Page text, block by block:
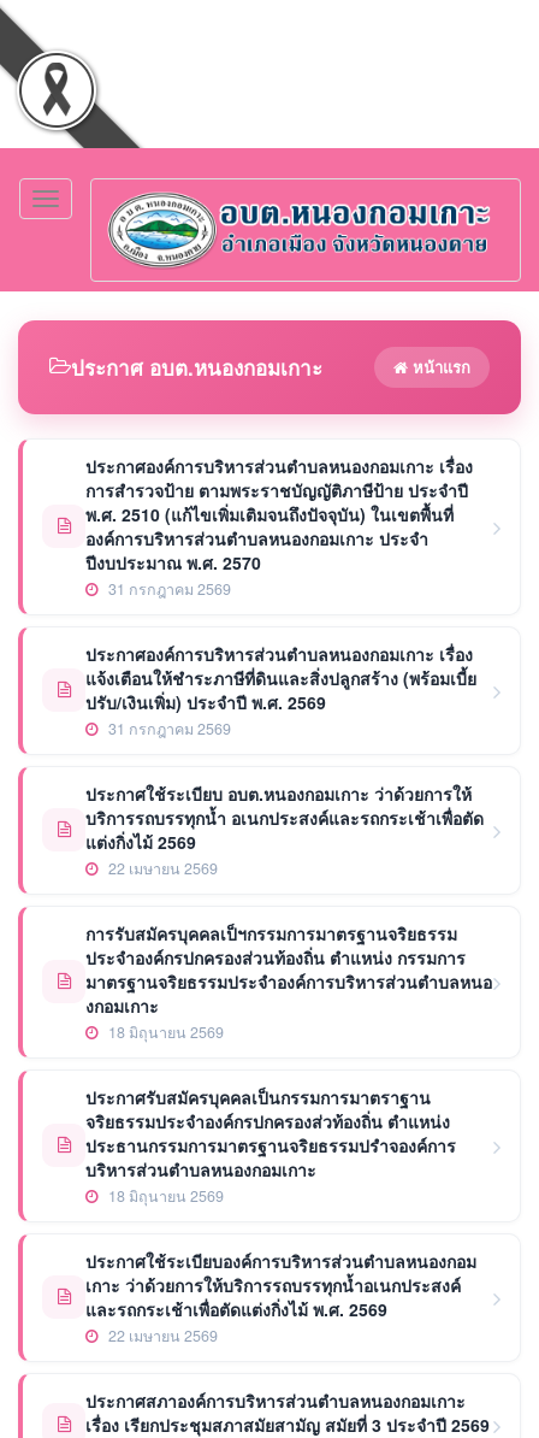
Toggle
navigation
ประกาศ อบต.หนองกอมเกาะ หน้าแรก
ประกาศองค์การบริหารส่วนตำบลหนองกอมเกาะ เรื่อง
การสำรวจป้าย ตามพระราชบัญญัติภาษีป้าย ประจำปี
พ.ศ. 2510 (แก้ไขเพิ่มเติมจนถึงปัจจุบัน) ในเขตพื้นที่
องค์การบริหารส่วนตำบลหนองกอมเกาะ ประจำ
ปีงบประมาณ พ.ศ. 2570
31 กรกฎาคม 2569
ประกาศองค์การบริหารส่วนตำบลหนองกอมเกาะ เรื่อง
แจ้งเตือนให้ชำระภาษีที่ดินและสิ่งปลูกสร้าง (พร้อมเบี้ย
ปรับ/เงินเพิ่ม) ประจำปี พ.ศ. 2569
31 กรกฎาคม 2569
ประกาศใช้ระเบียบ อบต.หนองกอมเกาะ ว่าด้วยการให้
บริการรถบรรทุกน้ำ อเนกประสงค์และรถกระเช้าเพื่อตัด
แต่งกิ่งไม้ 2569
22 เมษายน 2569
การรับสมัครบุคคลเป็ฯกรรมการมาตรฐานจริยธรรม
ประจำองค์กรปกครองส่วนท้องถิ่น ตำแหน่ง กรรมการ
มาตรฐานจริยธรรมประจำองค์การบริหารส่วนตำบลหนอ
งกอมเกาะ
18 มิถุนายน 2569
ประกาศรับสมัครบุคคลเป็นกรรมการมาตราฐาน
จริยธรรมประจำองค์กรปกครองส่วท้องถิ่น ตำแหน่ง
ประธานกรรมการมาตรฐานจริยธรรมปรำจองค์การ
บริหารส่วนตำบลหนองกอมเกาะ
18 มิถุนายน 2569
ประกาศใช้ระเบียบองค์การบริหารส่วนตำบลหนองกอม
เกาะ ว่าด้วยการให้บริการรถบรรทุกน้ำอเนกประสงค์
และรถกระเช้าเพื่อตัดแต่งกิ่งไม้ พ.ศ. 2569
22 เมษายน 2569
ประกาศสภาองค์การบริหารส่วนตำบลหนองกอมเกาะ
เรื่อง เรียกประชุมสภาสมัยสามัญ สมัยที่ 3 ประจำปี 2569